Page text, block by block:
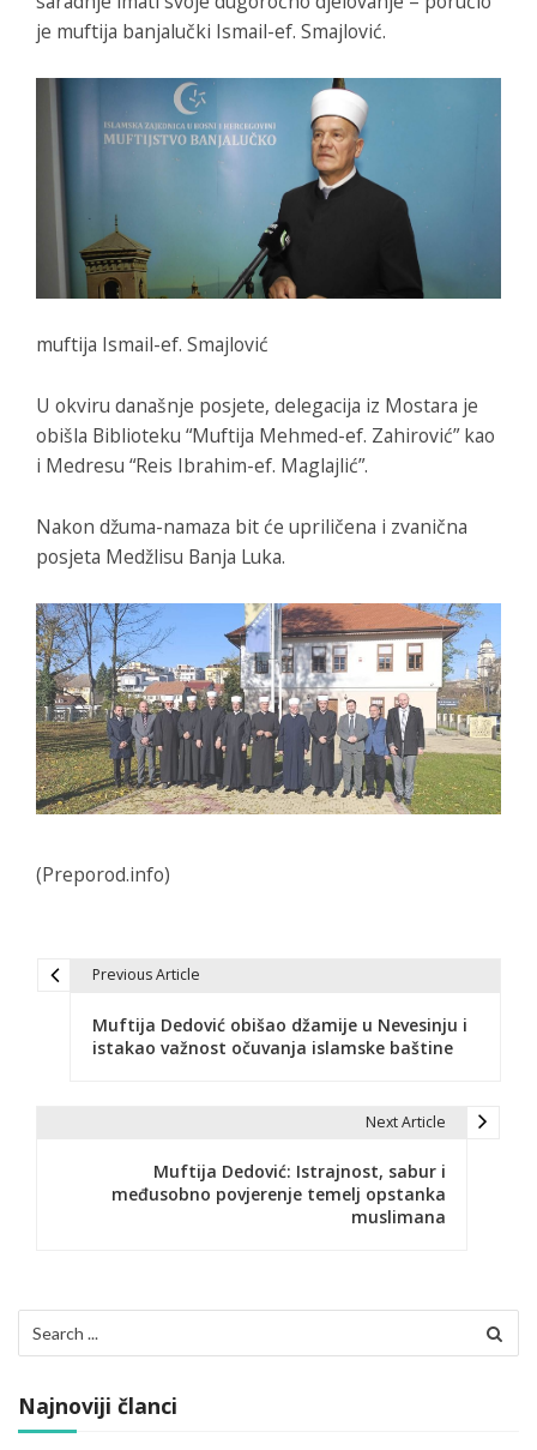
je muftija banjalučki Ismail-ef. Smajlović.
muftija Ismail-ef. Smajlović
U okviru današnje posjete, delegacija iz Mostara je
obišla Biblioteku “Muftija Mehmed-ef. Zahirović” kao
i Medresu “Reis Ibrahim-ef. Maglajlić”.
Nakon džuma-namaza bit će upriličena i zvanična
posjeta Medžlisu Banja Luka.
(Preporod.info)
j
č
Previous Article
Muftija Dedović obišao džamije u Nevesinju i
istakao važnost očuvanja islamske baštine
Next Article
Muftija Dedović: Istrajnost, sabur i
međusobno povjerenje temelj opstanka
muslimana
for:
Najnoviji članci